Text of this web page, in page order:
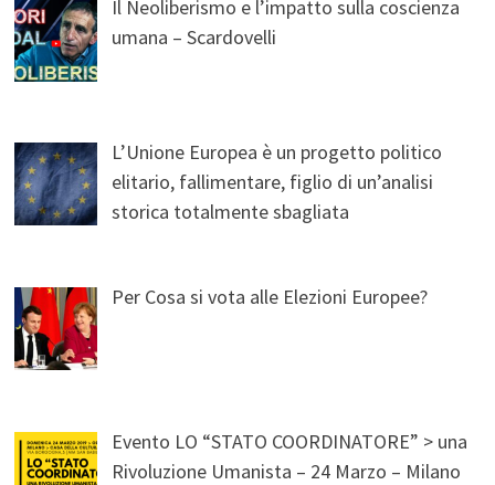
Il Neoliberismo e l’impatto sulla coscienza
umana – Scardovelli
L’Unione Europea è un progetto politico
elitario, fallimentare, figlio di un’analisi
storica totalmente sbagliata
Per Cosa si vota alle Elezioni Europee?
Evento LO “STATO COORDINATORE” > una
Rivoluzione Umanista – 24 Marzo – Milano